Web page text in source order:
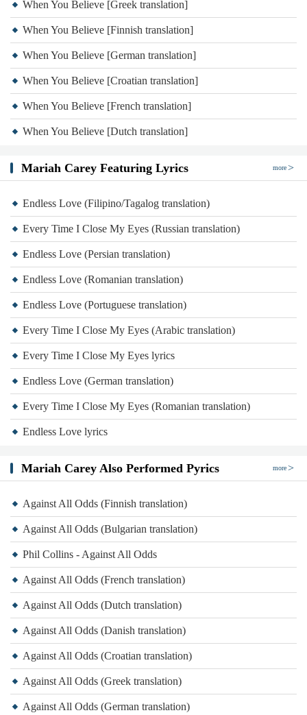
When You Believe [Greek translation]
When You Believe [Finnish translation]
When You Believe [German translation]
When You Believe [Croatian translation]
When You Believe [French translation]
When You Believe [Dutch translation]
Mariah Carey Featuring Lyrics more
Endless Love (Filipino/Tagalog translation)
Every Time I Close My Eyes (Russian translation)
Endless Love (Persian translation)
Endless Love (Romanian translation)
Endless Love (Portuguese translation)
Every Time I Close My Eyes (Arabic translation)
Every Time I Close My Eyes lyrics
Endless Love (German translation)
Every Time I Close My Eyes (Romanian translation)
Endless Love lyrics
Mariah Carey Also Performed Pyrics more
Against All Odds (Finnish translation)
Against All Odds (Bulgarian translation)
Phil Collins - Against All Odds
Against All Odds (French translation)
Against All Odds (Dutch translation)
Against All Odds (Danish translation)
Against All Odds (Croatian translation)
Against All Odds (Greek translation)
Against All Odds (German translation)